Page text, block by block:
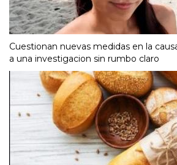
Cuestionan nuevas medidas en la
a una investigacion sin rumbo claro